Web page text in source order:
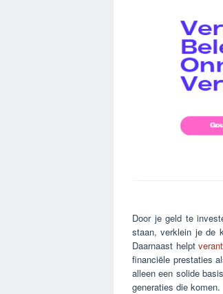
Door je geld te
staan, verklein je de
Daarnaast helpt
financiële prestaties
alleen een solide
generaties die komen.